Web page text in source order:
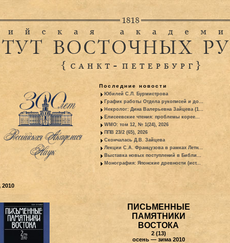
Последние новости
Юбилей С.Л. Бурмистрова
График работы Отдела рукописей и до...
Некролог: Дина Валерьевна Зайцева (1...
Елисеевские чтения: проблемы корее...
WMO: том 12, № 1(24), 2026
ППВ 23/2 (65), 2026
Скончалась Д.В. Зайцева
Лекции С.А. Французова в рамках Летн...
Выставка новых поступлений в Библи...
Монография: Японские древности (ист...
ПИСЬМЕННЫЕ
ПАМЯТНИКИ
ВОСТОКА
2 (13)
осень — зима 2010